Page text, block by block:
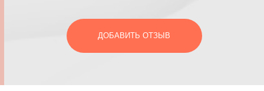
ДОБАВИТЬ ОТЗЫВ